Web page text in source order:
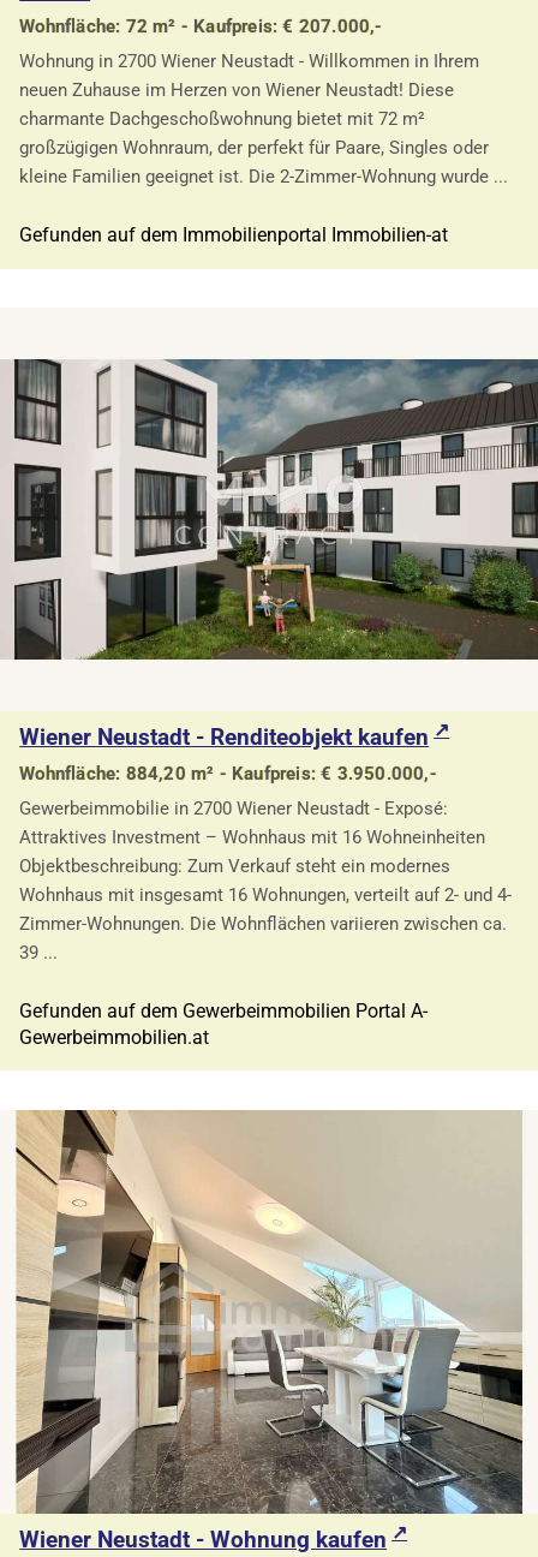
Wohnfläche: 72 m² - Kaufpreis: € 207.000,-
Wohnung in 2700 Wiener Neustadt - Willkommen in Ihrem
neuen Zuhause im Herzen von Wiener Neustadt! Diese
charmante Dachgeschoßwohnung bietet mit 72 m²
großzügigen Wohnraum, der perfekt für Paare, Singles oder
kleine Familien geeignet ist. Die 2-Zimmer-Wohnung wurde ...
Gefunden auf dem Immobilienportal Immobilien-at
Wiener Neustadt - Renditeobjekt kaufen
Wohnfläche: 884,20 m² - Kaufpreis: € 3.950.000,-
Gewerbeimmobilie in 2700 Wiener Neustadt - Exposé:
Attraktives Investment – Wohnhaus mit 16 Wohneinheiten
Objektbeschreibung: Zum Verkauf steht ein modernes
Wohnhaus mit insgesamt 16 Wohnungen, verteilt auf 2- und 4-
Zimmer-Wohnungen. Die Wohnflächen variieren zwischen ca.
39 ...
Gefunden auf dem Gewerbeimmobilien Portal A-
Gewerbeimmobilien.at
Wiener Neustadt - Wohnung kaufen